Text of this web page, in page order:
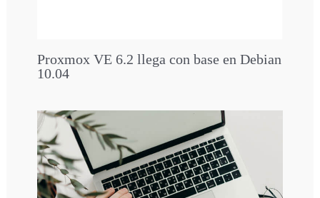
Proxmox VE 6.2 llega con base en Debian
10.04